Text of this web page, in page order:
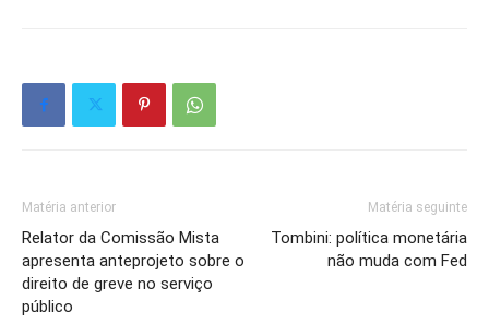
Matéria anterior
Relator da Comissão Mista
apresenta anteprojeto sobre o
direito de greve no serviço
público
Matéria seguinte
Tombini: política monetária
não muda com Fed